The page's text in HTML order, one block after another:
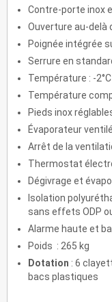
Contre-porte inox
Ouverture au-delà
Poignée intégrée
Serrure en
Température : -
Température
Pieds inox
Évaporateur
Arrêt de la
Thermostat
Dégivrage et
Isolation
sans effets ODP
Alarme haute et
Poids : 265 kg
Dotation : 6
bacs plastiques